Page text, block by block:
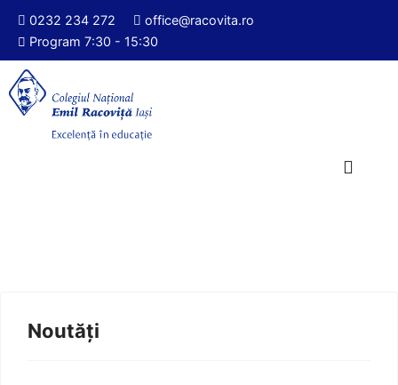
0232 234 272
office@racovita.ro
Program 7:30 - 15:30
Noutăți